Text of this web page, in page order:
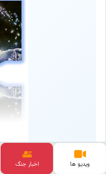
ویدیو ها اخبار جنگ